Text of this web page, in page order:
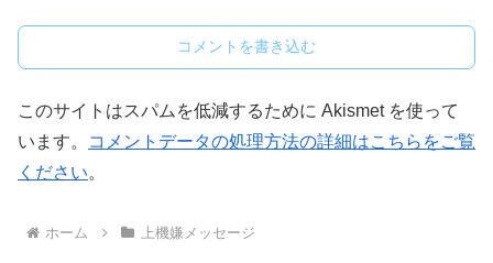
コメントを書き込む
このサイトはスパムを低減するために Akismet を使って
います。
コメントデータの処理方法の詳細はこちらをご覧
ください。
ホーム 上機嫌メッセージ